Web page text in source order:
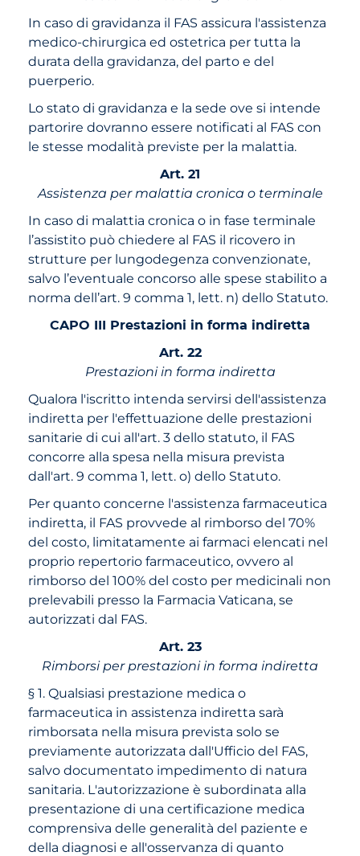
In caso di gravidanza il FAS assicura l'assistenza
medico-chirurgica ed ostetrica per tutta la
durata della gravidanza, del parto e del
puerperio.
Lo stato di gravidanza e la sede ove si intende
partorire dovranno essere notificati al FAS con
le stesse modalità previste per la malattia.
Art. 21
Assistenza per malattia cronica o terminale
In caso di malattia cronica o in fase terminale
l’assistito può chiedere al FAS il ricovero in
strutture per lungodegenza convenzionate,
salvo l’eventuale concorso alle spese stabilito a
norma dell’art. 9 comma 1, lett. n) dello Statuto.
CAPO III Prestazioni in forma indiretta
Art. 22
Prestazioni in forma indiretta
Qualora l'iscritto intenda servirsi dell'assistenza
indiretta per l'effettuazione delle prestazioni
sanitarie di cui all'art. 3 dello statuto, il FAS
concorre alla spesa nella misura prevista
dall'art. 9 comma 1, lett. o) dello Statuto.
Per quanto concerne l'assistenza farmaceutica
indiretta, il FAS provvede al rimborso del 70%
del costo, limitatamente ai farmaci elencati nel
proprio repertorio farmaceutico, ovvero al
rimborso del 100% del costo per medicinali non
prelevabili presso la Farmacia Vaticana, se
autorizzati dal FAS.
Art. 23
Rimborsi per prestazioni in forma indiretta
§ 1. Qualsiasi prestazione medica o
farmaceutica in assistenza indiretta sarà
rimborsata nella misura prevista solo se
previamente autorizzata dall'Ufficio del FAS,
salvo documentato impedimento di natura
sanitaria. L'autorizzazione è subordinata alla
presentazione di una certificazione medica
comprensiva delle generalità del paziente e
della diagnosi e all'osservanza di quanto